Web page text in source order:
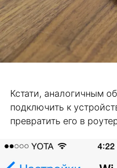
Кстати, аналогичным
подключить к
превратить его в